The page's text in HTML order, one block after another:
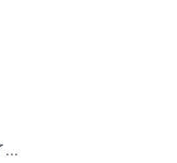
沒了...